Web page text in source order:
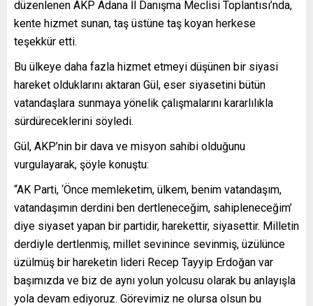
düzenlenen AKP Adana İl Danışma Meclisi Toplantısı’nda,
kente hizmet sunan, taş üstüne taş koyan herkese
teşekkür etti.
Bu ülkeye daha fazla hizmet etmeyi düşünen bir siyasi
hareket olduklarını aktaran Gül, eser siyasetini bütün
vatandaşlara sunmaya yönelik çalışmalarını kararlılıkla
sürdüreceklerini söyledi.
Gül, AKP’nin bir dava ve misyon sahibi olduğunu
vurgulayarak, şöyle konuştu:
“AK Parti, ‘Önce memleketim, ülkem, benim vatandaşım,
vatandaşımın derdini ben dertleneceğim, sahipleneceğim’
diye siyaset yapan bir partidir, harekettir, siyasettir. Milletin
derdiyle dertlenmiş, millet sevinince sevinmiş, üzülünce
üzülmüş bir hareketin lideri Recep Tayyip Erdoğan var
başımızda ve biz de aynı yolun yolcusu olarak bu anlayışla
yola devam ediyoruz. Görevimiz ne olursa olsun bu